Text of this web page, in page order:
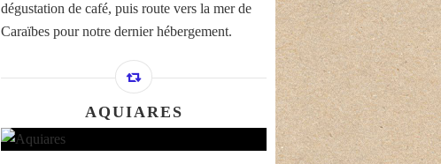
dégustation de café, puis route vers la mer de
Caraïbes pour notre dernier hébergement.
AQUIARES